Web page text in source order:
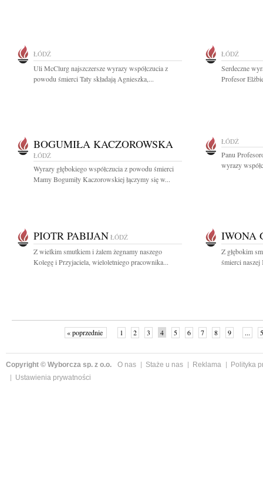
ŁÓDŹ
Uli McClurg najszczersze wyrazy współczucia z
powodu śmierci Taty składają Agnieszka,...
ŁÓDŹ
Serdeczne
Profesor
BOGUMIŁA KACZOROWSKA
ŁÓDŹ
Wyrazy głębokiego współczucia z powodu śmierci
Mamy Bogumiły Kaczorowskiej łączymy się w...
ŁÓDŹ
Panu
wyrazy
PIOTR PABIJAN ŁÓDŹ
Z wielkim smutkiem i żalem żegnamy naszego
Kolegę i Przyjaciela, wieloletniego pracownika...
IWONA
Z głębokim
śmierci
« poprzednie 1 2 3 4 5 6 7 8 9 ...
Copyright © Wyborcza sp. z o.o. O nas Staże u nas Reklama
Polityka
Ustawienia prywatności